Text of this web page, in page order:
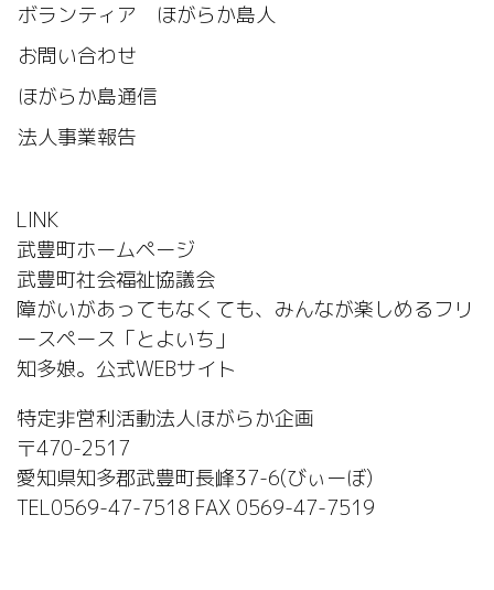
ボランティア ほがらか島人
お問い合わせ
ほがらか島通信
法人事業報告
LINK
武豊町ホームページ
武豊町社会福祉協議会
障がいがあってもなくても、みんなが楽しめるフリ
ースペース「とよいち」
知多娘。公式WEBサイト
特定非営利活動法人ほがらか企画
〒470-2517
愛知県知多郡武豊町長峰37-6(びぃーぼ)
TEL0569-47-7518 FAX 0569-47-7519